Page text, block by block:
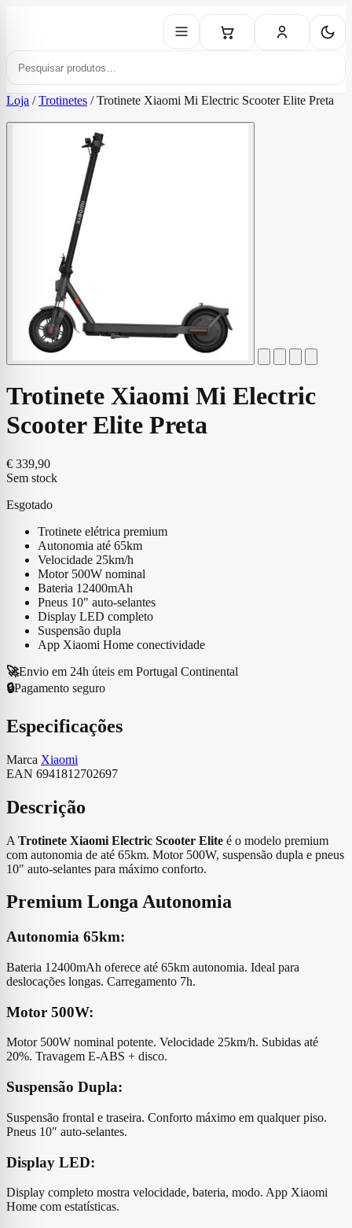
Loja / Trotinetes / Trotinete Xiaomi Mi Electric Scooter Elite Preta
Trotinete Xiaomi Mi Electric
Scooter Elite Preta
€ 339,90
Sem stock
Esgotado
Trotinete elétrica premium
Autonomia até 65km
Velocidade 25km/h
Motor 500W nominal
Bateria 12400mAh
Pneus 10" auto-selantes
Display LED completo
Suspensão dupla
App Xiaomi Home conectividade
🚀Envio em 24h úteis em Portugal Continental
🔒Pagamento seguro
Especificações
Marca Xiaomi
EAN 6941812702697
Descrição
A Trotinete Xiaomi Electric Scooter Elite é o modelo premium
com autonomia de até 65km. Motor 500W, suspensão dupla e pneus
10″ auto-selantes para máximo conforto.
Premium Longa Autonomia
Autonomia 65km:
Bateria 12400mAh oferece até 65km autonomia. Ideal para
deslocações longas. Carregamento 7h.
Motor 500W:
Motor 500W nominal potente. Velocidade 25km/h. Subidas até
20%. Travagem E-ABS + disco.
Suspensão Dupla:
Suspensão frontal e traseira. Conforto máximo em qualquer piso.
Pneus 10″ auto-selantes.
Display LED:
Display completo mostra velocidade, bateria, modo. App Xiaomi
Home com estatísticas.